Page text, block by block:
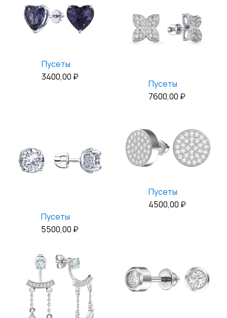
Пусеты
3400,00 ₽
Пусеты
7600,00 ₽
Пусеты
5500,00 ₽
Пусеты
4500,00 ₽